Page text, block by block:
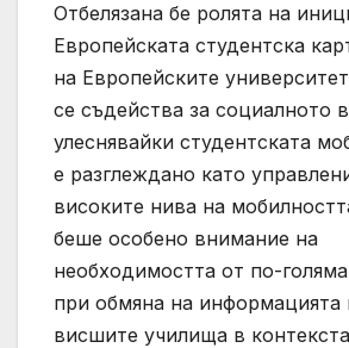
Отбелязана бе ролята на
Европейската студентска
на Европейските
се съдейства за социалното
улеснявайки студентската
е разглеждано като
високите нива на
беше особено внимание на
необходимостта от по-
при обмяна на
висшите училища в